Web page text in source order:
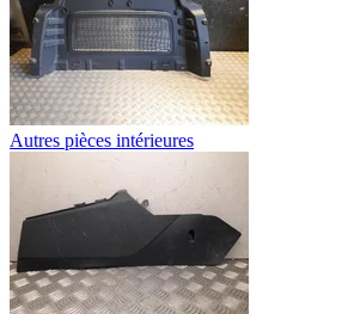
Autres pièces intérieures